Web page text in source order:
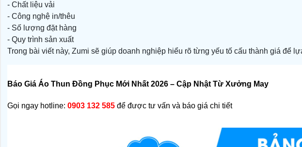
- Chất liệu vải
- Công nghệ in/thêu
- Số lượng đặt hàng
- Quy trình sản xuất
Trong bài viết này, Zumi sẽ giúp doanh nghiệp hiểu rõ từng yếu tố cấu thành giá để
Báo Giá Áo Thun Đồng Phục Mới Nhất 2026 – Cập Nhật Từ Xưởng May
Gọi ngay hotline: 0903 132 585 để được tư vấn và báo giá chi tiết